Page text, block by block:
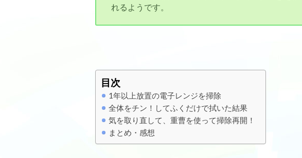
れるようです。
目次
1年以上放置の電子レンジを掃除
全体をチン！してふくだけで拭いた結果
気を取り直して、重曹を使って掃除再開！
まとめ・感想